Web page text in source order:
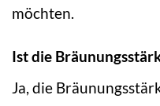
möchten.
Ist die
Ja, die